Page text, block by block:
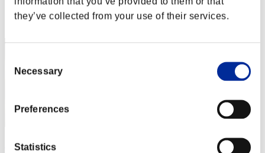
they’ve collected from your use of their services.
Selection
Necessary
Preferences
Statistics
Posizione
12
RichardaikenO